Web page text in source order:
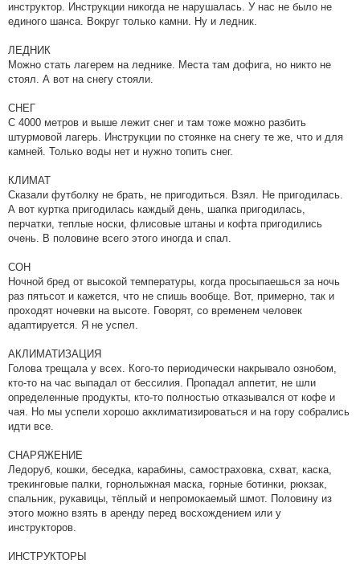
инструктор. Инструкции никогда не нарушалась. У нас не было не
единого шанса. Вокруг только камни. Ну и ледник.
ЛЕДНИК
Можно стать лагерем на леднике. Места там дофига, но никто не
стоял. А вот на снегу стояли.
СНЕГ
С 4000 метров и выше лежит снег и там тоже можно разбить
штурмовой лагерь. Инструкции по стоянке на снегу те же, что и для
камней. Только воды нет и нужно топить снег.
КЛИМАТ
Сказали футболку не брать, не пригодиться. Взял. Не пригодилась.
А вот куртка пригодилась каждый день, шапка пригодилась,
перчатки, теплые носки, флисовые штаны и кофта пригодились
очень. В половине всего этого иногда и спал.
СОН
Ночной бред от высокой температуры, когда просыпаешься за ночь
раз пятьсот и кажется, что не спишь вообще. Вот, примерно, так и
проходят ночевки на высоте. Говорят, со временем человек
адаптируется. Я не успел.
АКЛИМАТИЗАЦИЯ
Голова трещала у всех. Кого-то периодически накрывало ознобом,
кто-то на час выпадал от бессилия. Пропадал аппетит, не шли
определенные продукты, кто-то полностью отказывался от кофе и
чая. Но мы успели хорошо акклиматизироваться и на гору собрались
идти все.
СНАРЯЖЕНИЕ
Ледоруб, кошки, беседка, карабины, самостраховка, схват, каска,
трекинговые палки, горнолыжная маска, горные ботинки, рюкзак,
спальник, рукавицы, тёплый и непромокаемый шмот. Половину из
этого можно взять в аренду перед восхождением или у
инструкторов.
ИНСТРУКТОРЫ